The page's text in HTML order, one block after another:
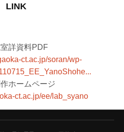
LINK
詳資料PDF
ct.ac.jp/soran/wp-
ホームページ
ct.ac.jp/ee/lab_syano